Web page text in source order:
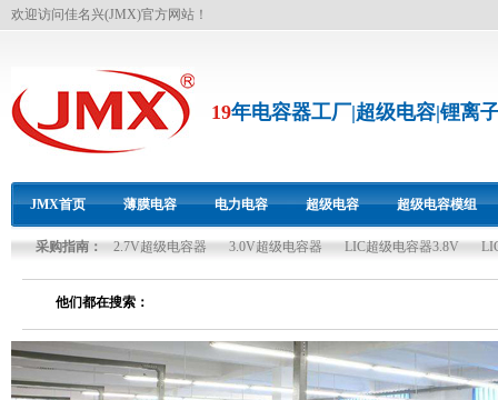
欢迎访问佳名兴(JMX)官方网站！
19年电容器工厂|超级电容|锂离
JMX首页 薄膜电容 电力电容 超级电容 超级电容模组
双碳资源
采购指南： 2.7V超级电容器 3.0V超级电容器 LIC超级电容器3.8V
他们都在搜索：